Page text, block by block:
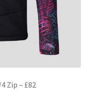
Zip – £82